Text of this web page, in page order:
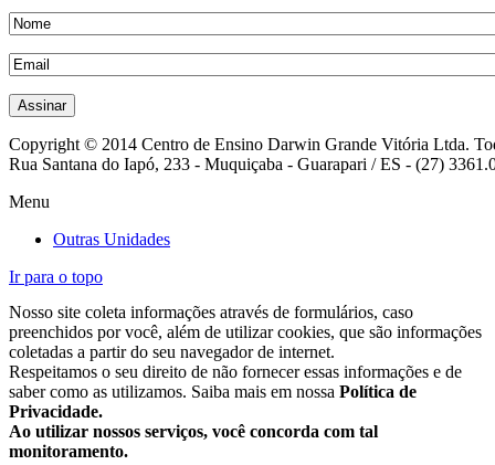
Copyright © 2014 Centro de Ensino Darwin Grande Vitória Ltda.
Rua Santana do Iapó, 233 - Muquiçaba - Guarapari / ES - (27)
Menu
Outras Unidades
Ir para o topo
Nosso site coleta informações através de formulários, caso
preenchidos por você, além de utilizar cookies, que são informações
coletadas a partir do seu navegador de internet.
Respeitamos o seu direito de não fornecer essas informações e de
saber como as utilizamos. Saiba mais em nossa Política de
Privacidade.
Ao utilizar nossos serviços, você concorda com tal
monitoramento.